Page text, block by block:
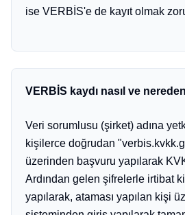
ise VERBİS'e de kayıt olmak
VERBİS kaydı nasıl ve
Veri sorumlusu (şirket) adına
kişilerce doğrudan
üzerinden başvuru yapılarak
Ardından gelen şifrelerle irtibat
yapılarak, ataması yapılan kişi